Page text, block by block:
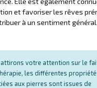
et favoriser les rêves
à un sentiment
votre attention sur le
les différentes
aux pierres sont issues de